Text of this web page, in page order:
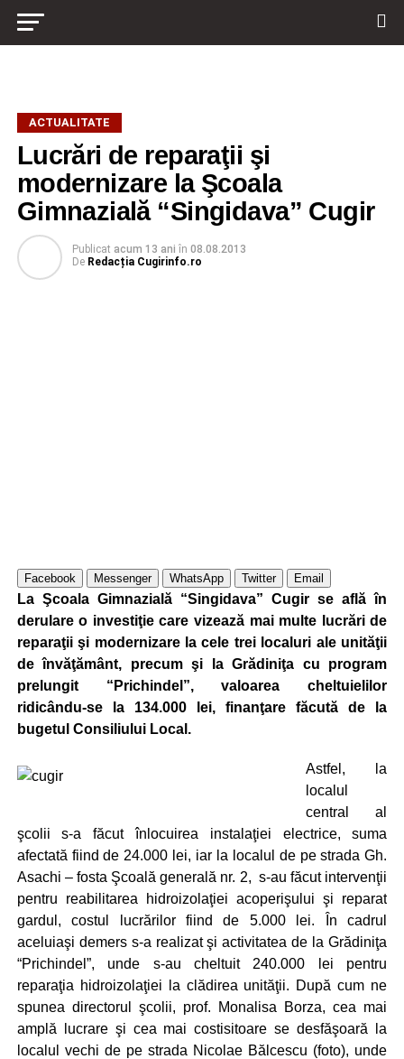
ACTUALITATE
Lucrări de reparaţii şi
modernizare la Şcoala
Gimnazială “Singidava” Cugir
Publicat acum 13 ani în 08.08.2013
De Redacția Cugirinfo.ro
Facebook Messenger WhatsApp Twitter Email
La Şcoala Gimnazială “Singidava” Cugir se află în
derulare o investiţie care vizează mai multe lucrări de
reparaţii şi modernizare la cele trei localuri ale unităţii
de învăţământ, precum şi la Grădiniţa cu program
prelungit “Prichindel”, valoarea cheltuielilor
ridicându-se la 134.000 lei, finanţare făcută de la
bugetul Consiliului Local.
Astfel, la
localul
central al
şcolii s-a făcut înlocuirea instalaţiei electrice, suma
afectată fiind de 24.000 lei, iar la localul de pe strada Gh.
Asachi – fosta Şcoală generală nr. 2, s-au făcut intervenţii
pentru reabilitarea hidroizolaţiei acoperişului şi reparat
gardul, costul lucrărilor fiind de 5.000 lei. În cadrul
aceluiaşi demers s-a realizat şi activitatea de la Grădiniţa
“Prichindel”, unde s-au cheltuit 240.000 lei pentru
reparaţia hidroizolaţiei la clădirea unităţii. După cum ne
spunea directorul şcolii, prof. Monalisa Borza, cea mai
amplă lucrare şi cea mai costisitoare se desfăşoară la
localul vechi de pe strada Nicolae Bălcescu (foto), unde